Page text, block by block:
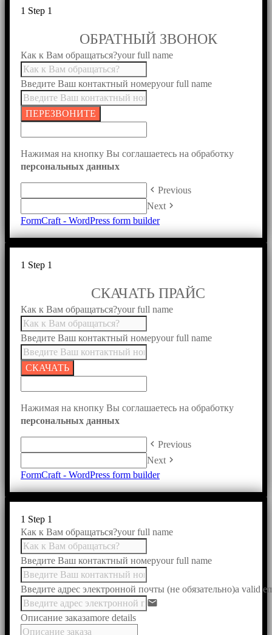
1 Step 1
ОБРАТНЫЙ ЗВОНОК
Как к Вам обращаться?your full name
Введите Ваш контактный номерyour full name
ПЕРЕЗВОНИТЕ
Нажимая на кнопку Вы соглашаетесь на обработку
персональных данных
keyboard_arrow_left Previous
Next keyboard_arrow_right
FormCraft - WordPress form builder
1 Step 1
СКАЧАТЬ ПРАЙС
Как к Вам обращаться?your full name
Введите Ваш контактный номерyour full name
СКАЧАТЬ
Нажимая на кнопку Вы соглашаетесь на обработку
персональных данных
keyboard_arrow_left Previous
Next keyboard_arrow_right
FormCraft - WordPress form builder
1 Step 1
Как к Вам обращаться?your full name
Введите Ваш контактный номерyour full name
Введите адрес электронной почты (не обязательно)a valid
email
Описание заказаmore details